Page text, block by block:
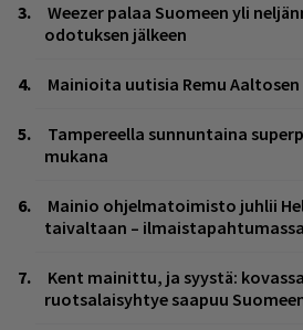
Weezer palaa Suomeen yli
odotuksen jälkeen
Mainioita uutisia Remu
Tampereella sunnuntaina
mukana
Mainio ohjelmatoimisto juhlii
taivaltaan –
Kent mainittu, ja syystä:
ruotsalaisyhtye saapuu